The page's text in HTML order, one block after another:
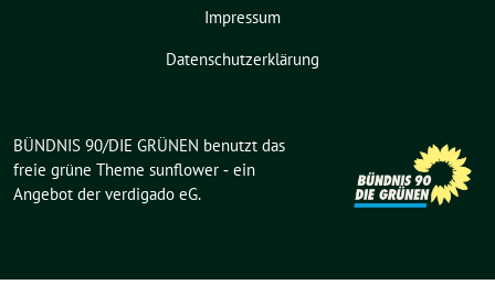
Impressum
Datenschutzerklärung
BÜNDNIS 90/DIE GRÜNEN benutzt das
freie grüne Theme sunflower ‐ ein
Angebot der verdigado eG.